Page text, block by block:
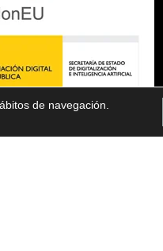
de navegación.